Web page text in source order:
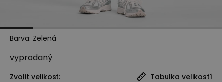
Barva: Zelená
vyprodaný
Zvolit velikost: Tabulka velikostí